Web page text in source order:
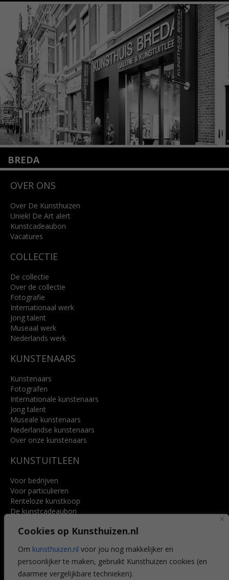
Cookies op Kunsthuizen.nl
Om kunsthuizen.nl voor jou nog makkelijker en
persoonlijker te maken, gebruikt Kunsthuizen cookies (en
daarmee vergelijkbare technieken).
Amstelveenseweg 135
1075 VX Amsterdam
+31 (0)20 2332546
info@kunsthuisamsterdam.nl
Lees meer
BREDA
4818 SB Breda
info@kunsthuisbreda.nl
Lees meer
OVER ONS
Over De Kunsthuizen
Uniek! De Art alert
Kunstcadeaubon
Vacatures
COLLECTIE
De collectie
Over de collectie
Fotografie
Internationaal werk
Jong talent
Museaal werk
Nederlands werk
KUNSTENAARS
Kunstenaars
Fotografen
Internationale kunstenaars
Jong talent
Museale kunstenaars
Nederlandse kunstenaars
Over onze kunstenaars
KUNSTUITLEEN
Voor bedrijven
Voor particulieren
Renteloze kunstkoop
De kunstcadeaubon
Voordelen
Veelgestelde vragen
CONTACT